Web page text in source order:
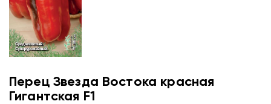
Перец Звезда Востока красная
Гигантская F1